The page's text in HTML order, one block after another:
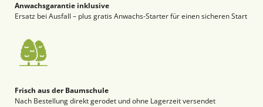
Anwachsgarantie inklusive
Ersatz bei Ausfall – plus gratis Anwachs-Starter für einen sicheren Start
Frisch aus der Baumschule
Nach Bestellung direkt gerodet und ohne Lagerzeit versendet